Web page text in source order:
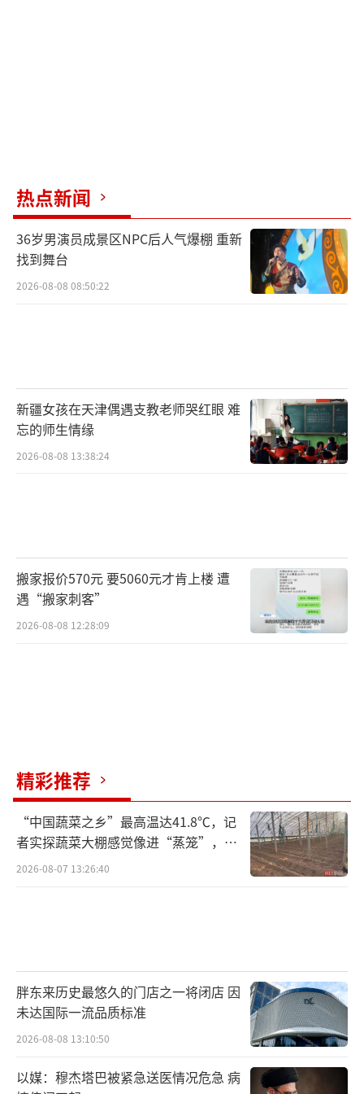
活，给予支持与理解。全红婵葛优同框“葛优
躺”，网友：太逗了！（责任编辑：卢其龙 CN070）
热点新闻
36岁男演员成景区NPC后人气爆棚 重新
找到舞台
2026-08-08 08:50:22
新疆女孩在天津偶遇支教老师哭红眼 难
忘的师生情缘
2026-08-08 13:38:24
搬家报价570元 要5060元才肯上楼 遭
遇“搬家刺客”
2026-08-08 12:28:09
精彩推荐
“中国蔬菜之乡”最高温达41.8℃，记
者实探蔬菜大棚感觉像进“蒸笼”，有
村民称只能凌晨两点起来干活
2026-08-07 13:26:40
胖东来历史最悠久的门店之一将闭店 因
未达国际一流品质标准
2026-08-08 13:10:50
以媒：穆杰塔巴被紧急送医情况危急 病